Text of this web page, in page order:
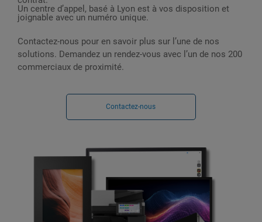
Un centre d’appel, basé à Lyon est à vos disposition et
joignable avec un numéro unique.
Contactez-nous pour en savoir plus sur l’une de nos
solutions. Demandez un rendez-vous avec l’un de nos 200
commerciaux de proximité.
Contactez-nous